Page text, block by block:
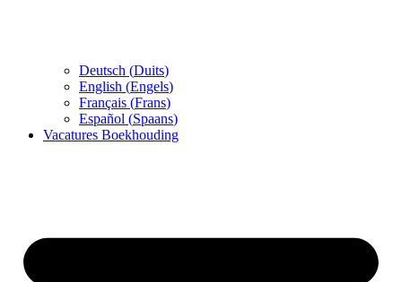
Deutsch (Duits)
English (Engels)
Français (Frans)
Español (Spaans)
Vacatures Boekhouding